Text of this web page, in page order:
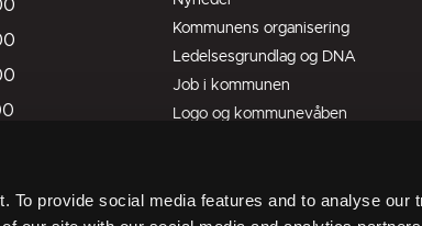
To provide social media features and to analyse our
Kommunens organisering
Ledelsesgrundlag og DNA
Job i kommunen
Logo og kommunevåben